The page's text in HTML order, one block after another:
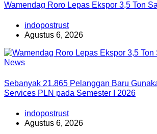
Wamendag Roro Lepas Ekspor 3,5 Ton
indopostrust
Agustus 6, 2026
News
Sebanyak 21.865 Pelanggan Baru
Services PLN pada Semester I 2026
indopostrust
Agustus 6, 2026